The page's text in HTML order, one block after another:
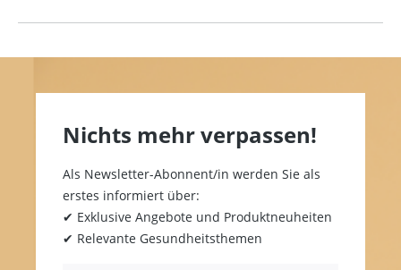
Nichts mehr verpassen!
Als Newsletter-Abonnent/in werden Sie als
erstes informiert über:
✔ Exklusive Angebote und Produktneuheiten
✔ Relevante Gesundheitsthemen